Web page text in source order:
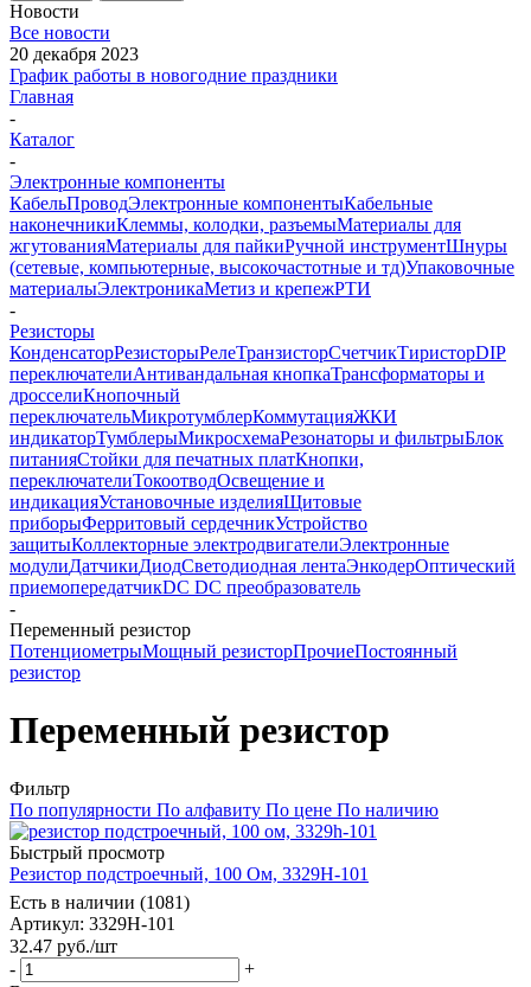
Новости
Все новости
20 декабря 2023
График работы в новогодние праздники
Главная
-
Каталог
-
Электронные компоненты
КабельПроводЭлектронные компонентыКабельные
наконечникиКлеммы, колодки, разъемыМатериалы для
жгутованияМатериалы для пайкиРучной инструментШнуры
(сетевые, компьютерные, высокочастотные и тд)Упаковочные
материалыЭлектроникаМетиз и крепежРТИ
-
Резисторы
КонденсаторРезисторыРелеТранзисторСчетчикТиристорDIP
переключателиАнтивандальная кнопкаТрансформаторы и
дросселиКнопочный
переключательМикротумблерКоммутацияЖКИ
индикаторТумблерыМикросхемаРезонаторы и фильтрыБлок
питанияСтойки для печатных платКнопки,
переключателиТокоотводОсвещение и
индикацияУстановочные изделияЩитовые
приборыФерритовый сердечникУстройство
защитыКоллекторные электродвигателиЭлектронные
модулиДатчикиДиодСветодиодная лентаЭнкодерОптический
приемопередатчикDC DC преобразователь
-
Переменный резистор
ПотенциометрыМощный резисторПрочиеПостоянный
резистор
Переменный резистор
Фильтр
По популярности По алфавиту По цене По наличию
Быстрый просмотр
Резистор подстроечный, 100 Ом, 3329H-101
Есть в наличии (1081)
Артикул: 3329H-101
32.47 руб./шт
-
+